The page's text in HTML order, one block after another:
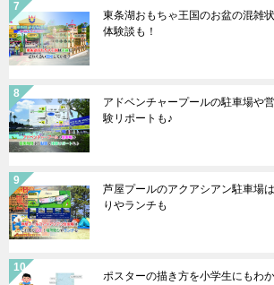
東条湖おもちゃ王国のお盆の混雑
体験談も！
アドベンチャープールの駐車場や
験リポートも♪
芦屋プールのアクアシアン駐車場
りやランチも
ポスターの描き方を小学生にもわ